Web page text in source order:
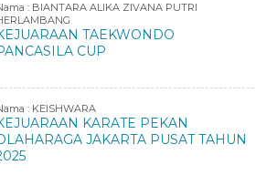
: BIANTARA ALIKA ZIVANA PUTRI
TAEKWONDO
CUP
: KEISHWARA
KARATE PEKAN
JAKARTA PUSAT TAHUN